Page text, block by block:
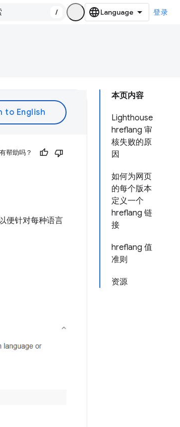
/ 登录
本页内容
Lighthouse
hreflang 审
核失败的原
因
如何为网页
的每个版本
定义一个
hreflang 链
接
hreflang 值
准则
资源
帮助吗？
便针对每种语言